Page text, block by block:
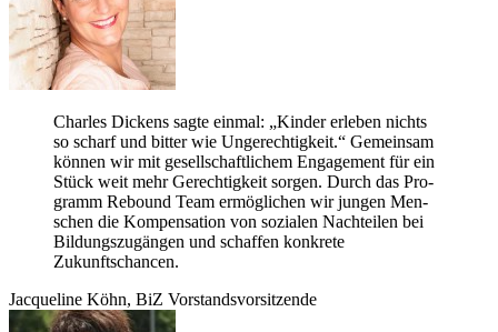
Charles Dickens sagte ein­mal: „Kin­der erle­ben nichts
so scharf und bit­ter wie Unge­rech­tig­keit.“ Gemein­sam
kön­nen wir mit gesell­schaft­li­chem Enga­ge­ment für ein
Stück weit mehr Gerech­tig­keit sor­gen. Durch das Pro­
gramm Rebound Team ermög­li­chen wir jun­gen Men­
schen die Kom­pen­sa­tion von sozia­len Nach­tei­len bei
Bil­dungs­zu­gän­gen und schaf­fen kon­krete
Zukunftschancen.
Jac­que­line Köhn, BiZ Vorstandsvorsitzende